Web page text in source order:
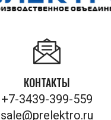
КОНТАКТЫ
+7-3439-399-559
sale@prelektro.ru